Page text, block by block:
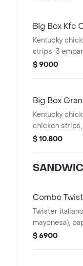
Big Box Kfc
Kentucky
strips, 3
regular,
$ 9000
Big Box
Kentucky
chicken
empandas de
$ 10.800
Combo
Twister
mayonesa),
en lata
$ 6900